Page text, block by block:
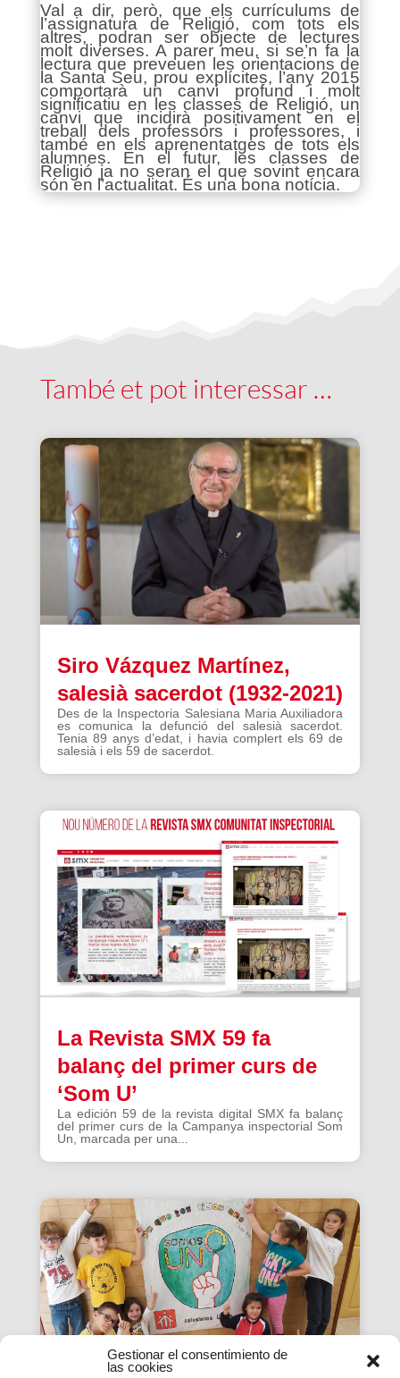
Gestionar el consentimiento de
las cookies
Val a dir, però, que els currículums de
l’assignatura de Religió, com tots els
altres, podran ser objecte de lectures
molt diverses. A parer meu, si se’n fa la
lectura que preveuen les orientacions de
la Santa Seu, prou explícites, l’any 2015
comportarà un canvi profund i molt
significatiu en les classes de Religió, un
canvi que incidirà positivament en el
treball dels professors i professores, i
també en els aprenentatges de tots els
alumnes. En el futur, les classes de
Religió ja no seran el que sovint encara
són en l’actualitat. És una bona notícia.
També et pot interessar …
Siro Vázquez Martínez,
salesià sacerdot (1932-2021)
Des de la Inspectoria Salesiana Maria Auxiliadora
es comunica la defunció del salesià sacerdot.
Tenia 89 anys d’edat, i havia complert els 69 de
salesià i els 59 de sacerdot.
La Revista SMX 59 fa
balanç del primer curs de
‘Som U’
La edición 59 de la revista digital SMX fa balanç
del primer curs de la Campanya inspectorial Som
Un, marcada per una...